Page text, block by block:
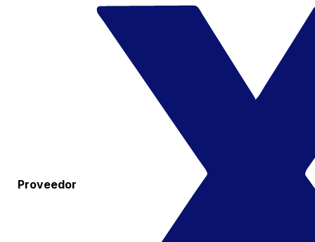
Proveedor